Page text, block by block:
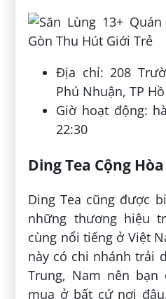
Địa chỉ: 208
Phú Nhuận, TP
Giờ hoạt động:
22:30
Ding Tea Cộng Hòa
Ding Tea cũng được
những thương hiệu
cùng nổi tiếng ở Việt
này có chi nhánh trải
Trung, Nam nên
mua ở bất cứ nơi